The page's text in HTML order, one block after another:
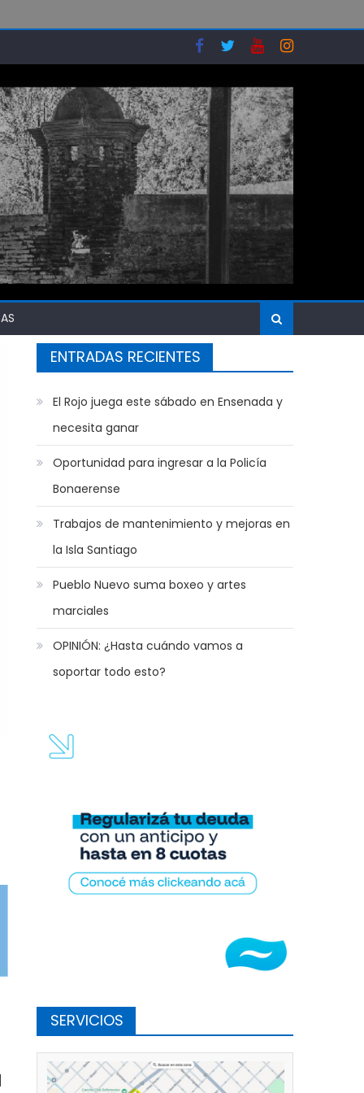
ENTRADAS RECIENTES
El Rojo juega este sábado en Ensenada y
necesita ganar
Oportunidad para ingresar a la Policía
Bonaerense
Trabajos de mantenimiento y mejoras en
la Isla Santiago
Pueblo Nuevo suma boxeo y artes
marciales
OPINIÓN: ¿Hasta cuándo vamos a
soportar todo esto?
SERVICIOS